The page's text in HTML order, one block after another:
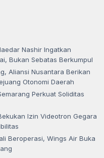
Nashir Ingatkan
Bukan Sebatas Berkumpul
Aliansi Nusantara Berikan
Otonomi Daerah
Perkuat Soliditas
Izin Videotron Gegara
Beroperasi, Wings Air Buka